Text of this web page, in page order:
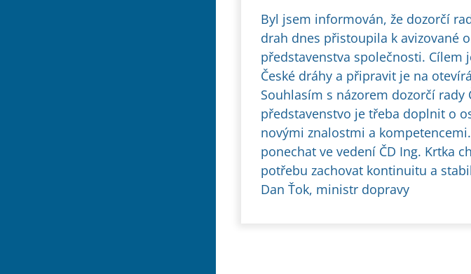
Byl jsem informován, že dozorčí
drah dnes přistoupila k avizované
představenstva společnosti. Cílem
České dráhy a připravit je na
Souhlasím s názorem dozorčí rady
představenstvo je třeba doplnit o
novými znalostmi a
ponechat ve vedení ČD Ing. Krtka
potřebu zachovat kontinuitu a
Dan Ťok, ministr dopravy